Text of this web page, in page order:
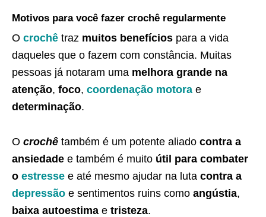
Motivos para você fazer crochê regularmente
O crochê traz muitos benefícios para a vida
daqueles que o fazem com constância. Muitas
pessoas já notaram uma melhora grande na
atenção, foco, coordenação motora e
determinação.
O crochê também é um potente aliado contra a
ansiedade e também é muito útil para combater
o estresse e até mesmo ajudar na luta contra a
depressão e sentimentos ruins como angústia,
baixa autoestima e tristeza.